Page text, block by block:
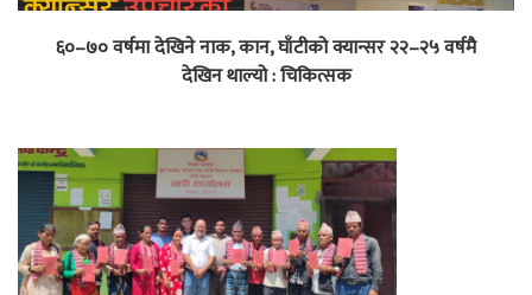
६०–७० वर्षमा देखिने नाक, कान, घाँटीको क्यान्सर २२–२५ वर्षमै
देखिन थाल्यो : चिकित्सक